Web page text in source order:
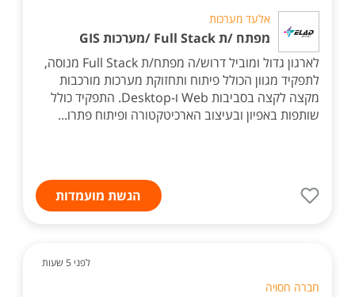
אלעד מערכות
מפתח /ת Full Stack /מערכות GIS
לארגון גדול ומוביל דרוש/ה מפתח/ת Full Stack מנוסה,
לתפקיד מגוון הכולל פיתוח ותחזוקת מערכות מורכבות
מקצה לקצה בסביבות Web ו-Desktop. התפקיד כולל
שותפות באפיון ובעיצוב הארכיטקטורה ופיתוח פתרו...
הגשת מועמדות
לפני 5 שעות
חברה חסויה